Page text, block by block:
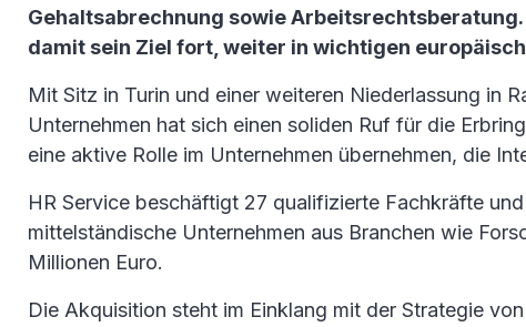
Gehaltsabrechnung sowie
damit sein Ziel fort, weiter in wichtigen
Mit Sitz in Turin und einer weiteren Niederlassung in
Unternehmen hat sich einen soliden Ruf für die
eine aktive Rolle im Unternehmen übernehmen, die
HR Service beschäftigt 27 qualifizierte Fachkräfte
mittelständische Unternehmen aus Branchen wie
Millionen Euro.
Die Akquisition steht im Einklang mit der Strategie